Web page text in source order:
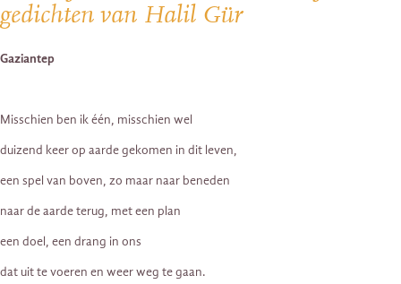
gedichten van Halil Gür
Gaziantep
Misschien ben ik één, misschien wel
duizend keer op aarde gekomen in dit leven,
een spel van boven, zo maar naar beneden
naar de aarde terug, met een plan
een doel, een drang in ons
dat uit te voeren en weer weg te gaan.